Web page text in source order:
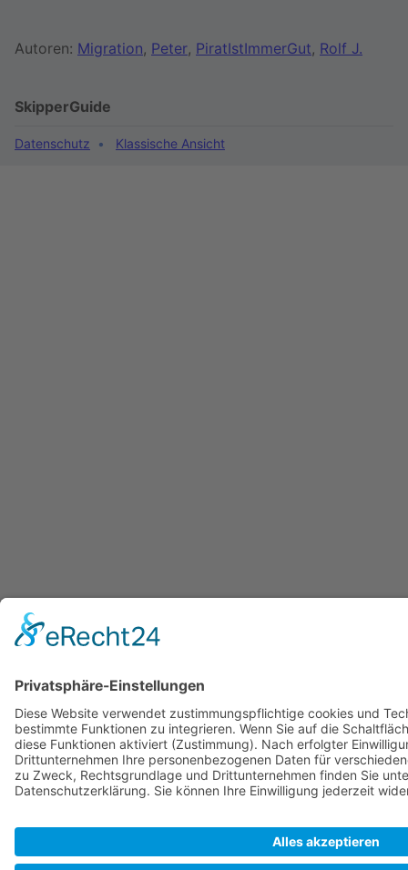
Autoren: Migration, Peter, PiratIstImmerGut, Rolf J.
SkipperGuide
Datenschutz Klassische Ansicht